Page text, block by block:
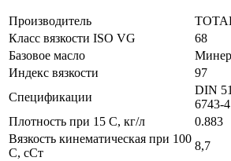
Производитель
Класс вязкости ISO VG
68
Базовое масло
Индекс вязкости
97
Спецификации
DIN
6743-
Плотность при 15 С, кг/л
0.883
Вязкость кинематическая при 100
С, сСт
8,7